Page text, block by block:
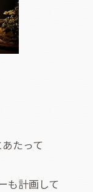
たって
も計画して